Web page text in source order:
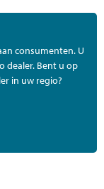
consumenten. U
dealer. Bent u op
in uw regio?